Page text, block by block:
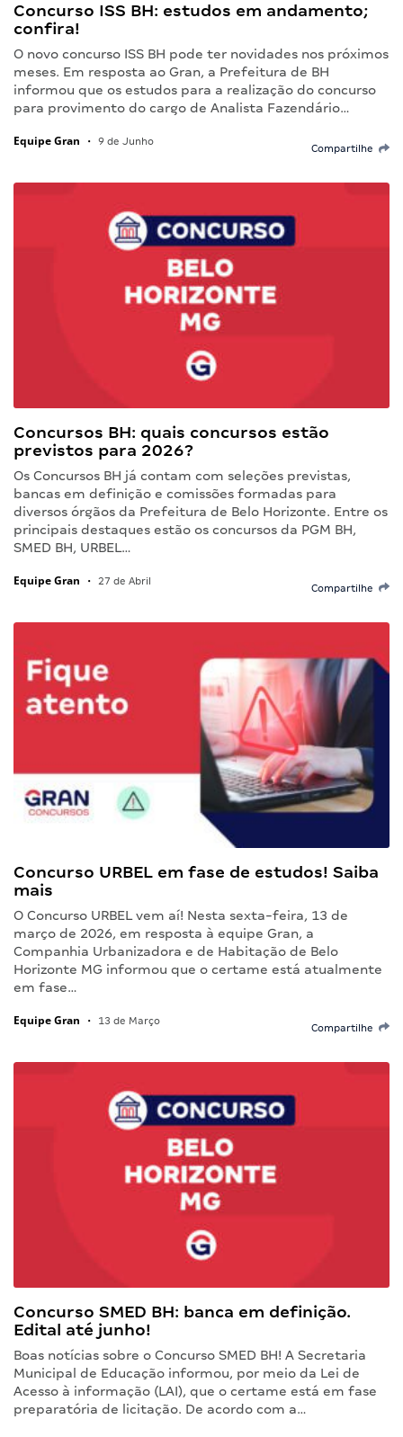
Concurso ISS BH: estudos em andamento;
confira!
O novo concurso ISS BH pode ter novidades nos próximos
meses. Em resposta ao Gran, a Prefeitura de BH
informou que os estudos para a realização do concurso
para provimento do cargo de Analista Fazendário…
Equipe Gran • 9 de Junho
Compartilhe
Concursos BH: quais concursos estão
previstos para 2026?
Os Concursos BH já contam com seleções previstas,
bancas em definição e comissões formadas para
diversos órgãos da Prefeitura de Belo Horizonte. Entre os
principais destaques estão os concursos da PGM BH,
SMED BH, URBEL…
Equipe Gran • 27 de Abril
Compartilhe
Concurso URBEL em fase de estudos! Saiba
mais
O Concurso URBEL vem aí! Nesta sexta-feira, 13 de
março de 2026, em resposta à equipe Gran, a
Companhia Urbanizadora e de Habitação de Belo
Horizonte MG informou que o certame está atualmente
em fase…
Equipe Gran • 13 de Março
Compartilhe
Concurso SMED BH: banca em definição.
Edital até junho!
Boas notícias sobre o Concurso SMED BH! A Secretaria
Municipal de Educação informou, por meio da Lei de
Acesso à informação (LAI), que o certame está em fase
preparatória de licitação. De acordo com a…